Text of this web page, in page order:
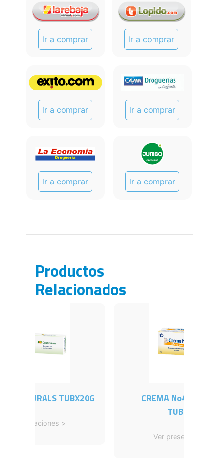
Ir a comprar Ir a comprar
Ir a comprar Ir a comprar
Ir a comprar Ir a comprar
Productos
Relacionados
NATURALS TUBX20G
presentaciones >
CREMA No4
TUBOX30G
Ver presentaciones